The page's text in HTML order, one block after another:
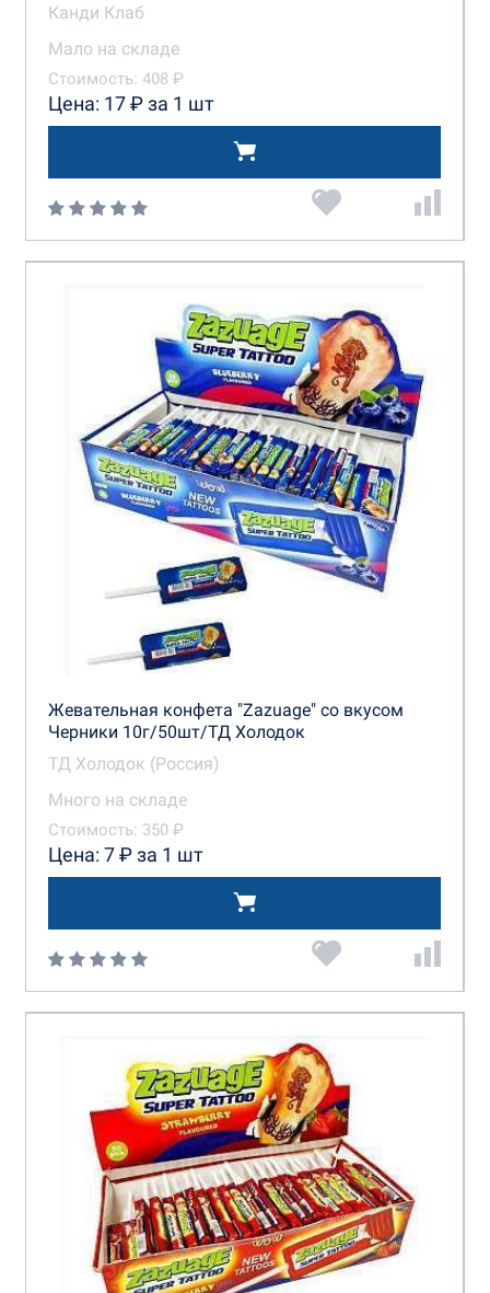
Канди Клаб
Мало на складе
Стоимость: 408 ₽
Цена: 17 ₽ за 1 шт
Жевательная конфета "Zazuage" со вкусом
Черники 10г/50шт/ТД Холодок
ТД Холодок (Россия)
Много на складе
Стоимость: 350 ₽
Цена: 7 ₽ за 1 шт